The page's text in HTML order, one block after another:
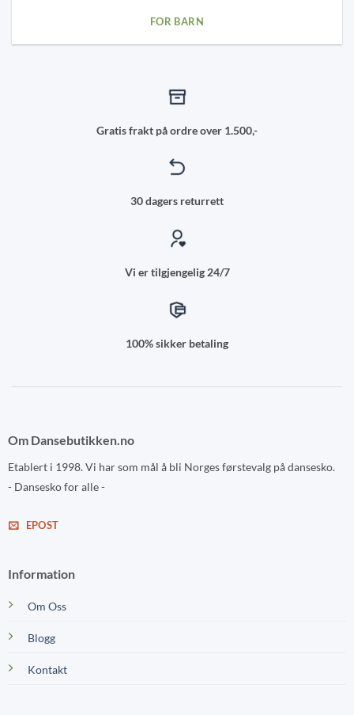
FOR BARN
Gratis frakt på ordre over 1.500,-
30 dagers returrett
Vi er tilgjengelig 24/7
100% sikker betaling
Om Dansebutikken.no
Etablert i 1998. Vi har som mål å bli Norges førstevalg på dansesko.
- Dansesko for alle -
EPOST
Information
Om Oss
Blogg
Kontakt